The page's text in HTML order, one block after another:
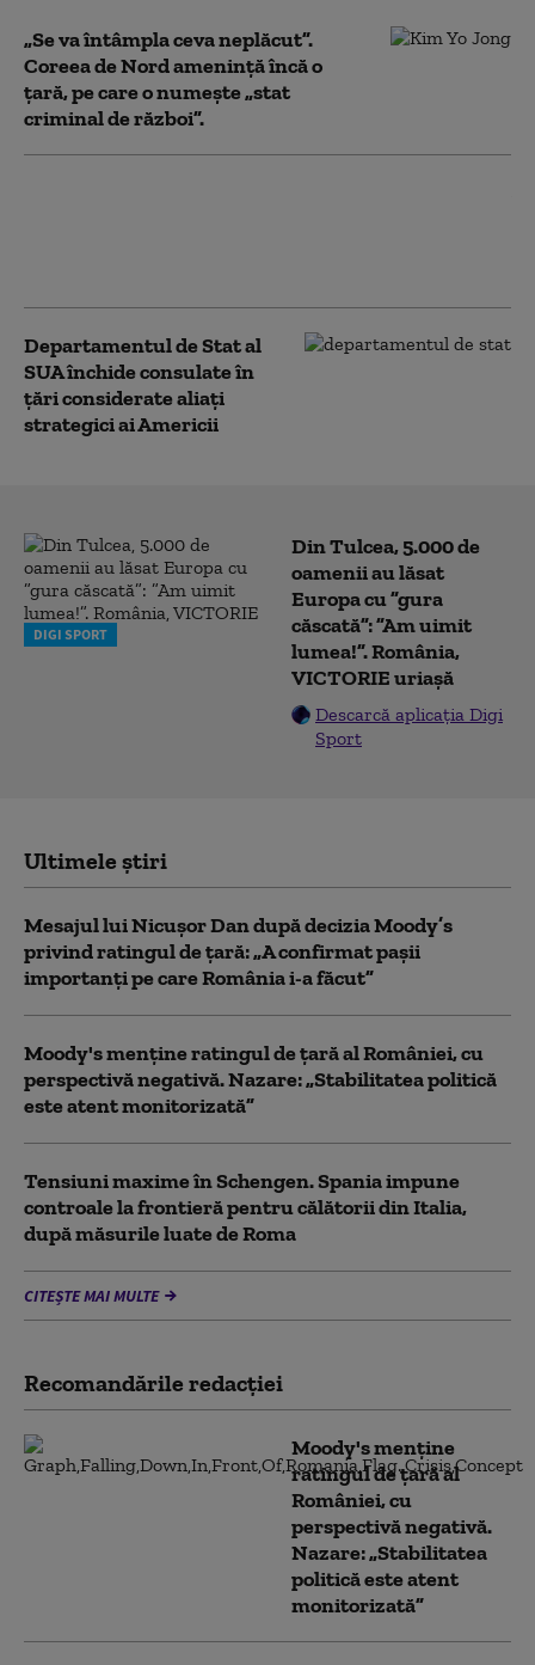
„Se va întâmpla ceva neplăcut”.
Coreea de Nord amenință încă o
țară, pe care o numește „stat
criminal de război”.
Departamentul de Stat al
SUA închide consulate în
țări considerate aliați
strategici ai Americii
DIGI SPORT
Din Tulcea, 5.000 de
oamenii au lăsat
Europa cu ”gura
căscată”: ”Am uimit
lumea!”. România,
VICTORIE uriașă
Descarcă aplicația Digi
Sport
Ultimele știri
Mesajul lui Nicușor Dan după decizia Moody’s
privind ratingul de țară: „A confirmat pașii
importanți pe care România i-a făcut”
Moody's menține ratingul de țară al României, cu
perspectivă negativă. Nazare: „Stabilitatea politică
este atent monitorizată”
Tensiuni maxime în Schengen. Spania impune
controale la frontieră pentru călătorii din Italia,
după măsurile luate de Roma
CITEȘTE MAI MULTE
Recomandările redacţiei
Moody's menține
ratingul de țară al
României, cu
perspectivă negativă.
Nazare: „Stabilitatea
politică este atent
monitorizată”